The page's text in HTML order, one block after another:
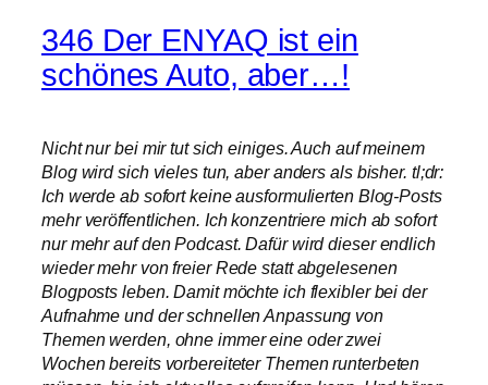
346 Der ENYAQ ist ein
schönes Auto, aber…!
Nicht nur bei mir tut sich einiges. Auch auf meinem
Blog wird sich vieles tun, aber anders als bisher. tl;dr:
Ich werde ab sofort keine ausformulierten Blog-Posts
mehr veröffentlichen. Ich konzentriere mich ab sofort
nur mehr auf den Podcast. Dafür wird dieser endlich
wieder mehr von freier Rede statt abgelesenen
Blogposts leben. Damit möchte ich flexibler bei der
Aufnahme und der schnellen Anpassung von
Themen werden, ohne immer eine oder zwei
Wochen bereits vorbereiteter Themen runterbeten